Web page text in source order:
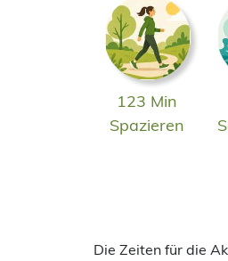
123 Min
Spazieren
Die Zeiten für die